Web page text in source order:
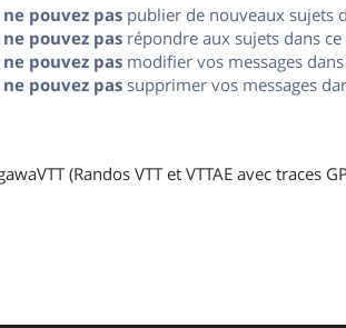
ne pouvez pas publier de nouveaux sujets
ne pouvez pas répondre aux sujets dans
ne pouvez pas modifier vos messages
ne pouvez pas supprimer vos messages
(Randos VTT et VTTAE avec traces